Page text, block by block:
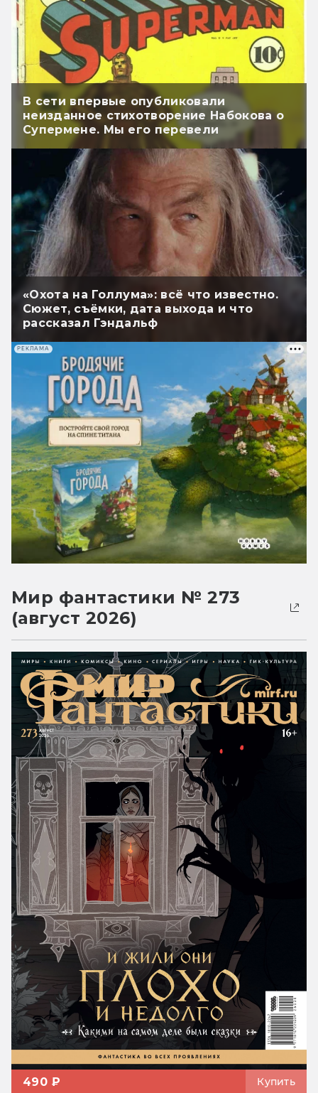
В сети впервые опубликовали
неизданное стихотворение Набокова о
Супермене. Мы его перевели
«Охота на Голлума»: всё что известно.
Сюжет, съёмки, дата выхода и что
рассказал Гэндальф
РЕКЛАМА
Мир фантастики № 273
(август 2026)
490 ₽ Купить